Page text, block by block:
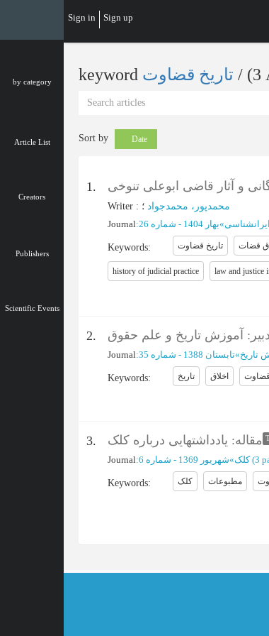
Sign in Sign up
by category
Article List
Creators
Publishers
Scientific Events
keyword ‎/ (3
Sort by Date
1. و آثار قاضی ابوعلی تنوخی
Writer : محمدپور، محمدجواد ؛
Journal: »بهار 1404 - شماره 26
Keywords: تاریخ قضاوت قضات
history of judicial practice law and justice
2. آموزش تاریخ و علم حقوق
Journal: تاریخ»تابستان 1388 - شماره 35
Keywords: تاریخ اخلاق قضاوت
3. مقاله: یادداشتهایی درباره کلک
Journal: کلک»شهریور 1369 - شماره 6 (‎3
Keywords: کلک مطبوعات